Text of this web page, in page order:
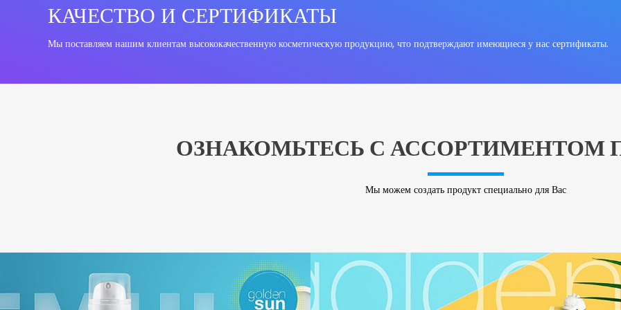
КАЧЕСТВО И СЕРТИФИКАТЫ
Мы поставляем нашим клиентам высококачественную косметическую продукцию, что подтверждают имеющиеся у нас сертификаты.
ОЗНАКОМЬТЕСЬ С АССОРТИМЕНТОМ
Мы можем создать продукт специально для Вас